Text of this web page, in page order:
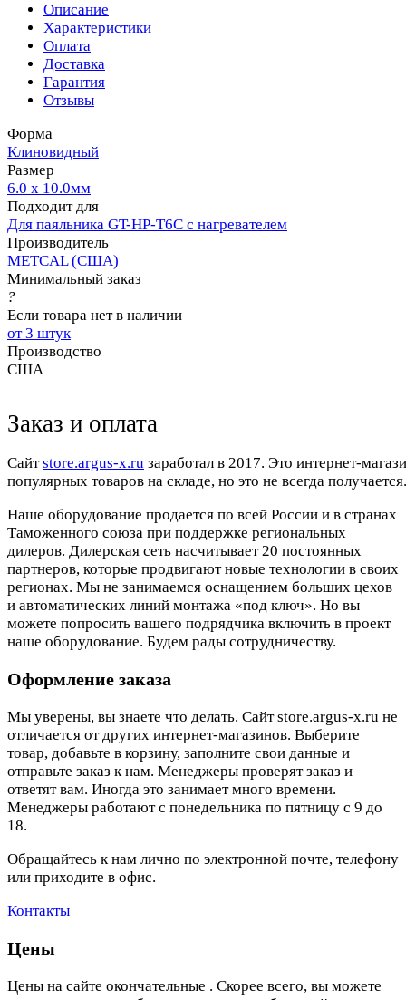
Описание
Характеристики
Оплата
Доставка
Гарантия
Отзывы
Форма
Клиновидный
Размер
6.0 x 10.0мм
Подходит для
Для паяльника GT-HP-T6С с нагревателем
Производитель
METCAL (США)
Минимальный заказ
?
Если товара нет в наличии
от 3 штук
Производство
США
Заказ и оплата
Cайтstore.argus-x.ru заработал в 2017. Это интернет-
популярных товаров на складе, но это не всегда
Наше оборудование продается по всей России и в странах
Таможенного союза при поддержке региональных
дилеров. Дилерская сеть насчитывает 20 постоянных
партнеров, которые продвигают новые технологии в своих
регионах. Мы не занимаемся оснащением больших цехов
и автоматических линий монтажа «под ключ». Но вы
можете попросить вашего подрядчика включить в проект
наше оборудование. Будем рады сотрудничеству.
Оформление заказа
Мы уверены, вы знаете что делать. Сайт store.argus-x.ru не
отличается от других интернет-магазинов. Выберите
товар, добавьте в корзину, заполните свои данные и
отправьте заказ к нам. Менеджеры проверят заказ и
ответят вам. Иногда это занимает много времени.
Менеджеры работают с понедельника по пятницу с 9 до
18.
Обращайтесь к нам лично по электронной почте, телефону
или приходите в офис.
Контакты
Цены
Цены на сайте окончательные . Скорее всего, вы можете